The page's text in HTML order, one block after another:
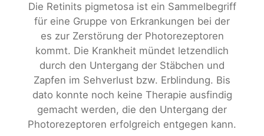
Die Retinits pigmetosa ist ein Sammelbegriff
für eine Gruppe von Erkrankungen bei der
es zur Zerstörung der Photorezeptoren
kommt. Die Krankheit mündet letzendlich
durch den Untergang der Stäbchen und
Zapfen im Sehverlust bzw. Erblindung. Bis
dato konnte noch keine Therapie ausfindig
gemacht werden, die den Untergang der
Photorezeptoren erfolgreich entgegen kann.